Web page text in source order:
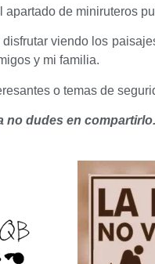
de miniruteros
viendo los
y mi familia.
o temas de
no dudes en compartirlo.